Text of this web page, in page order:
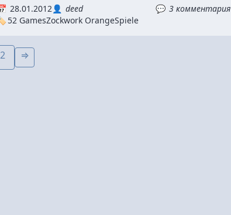
28.01.2012 deed
3 комментария
52 GamesZockwork OrangeSpiele
2